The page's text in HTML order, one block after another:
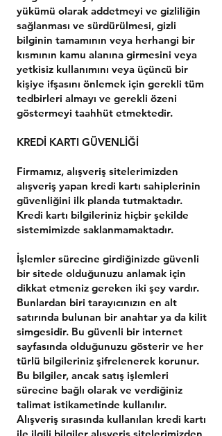
yükümü olarak addetmeyi ve gizliliğin
sağlanması ve sürdürülmesi, gizli
bilginin tamamının veya herhangi bir
kısmının kamu alanına girmesini veya
yetkisiz kullanımını veya üçüncü bir
kişiye ifşasını önlemek için gerekli tüm
tedbirleri almayı ve gerekli özeni
göstermeyi taahhüt etmektedir.
KREDİ KARTI GÜVENLİĞİ
Firmamız, alışveriş sitelerimizden
alışveriş yapan kredi kartı sahiplerinin
güvenliğini ilk planda tutmaktadır.
Kredi kartı bilgileriniz hiçbir şekilde
sistemimizde saklanmamaktadır.
İşlemler sürecine girdiğinizde güvenli
bir sitede olduğunuzu anlamak için
dikkat etmeniz gereken iki şey vardır.
Bunlardan biri tarayıcınızın en alt
satırında bulunan bir anahtar ya da kilit
simgesidir. Bu güvenli bir internet
sayfasında olduğunuzu gösterir ve her
türlü bilgileriniz şifrelenerek korunur.
Bu bilgiler, ancak satış işlemleri
sürecine bağlı olarak ve verdiğiniz
talimat istikametinde kullanılır.
Alışveriş sırasında kullanılan kredi kartı